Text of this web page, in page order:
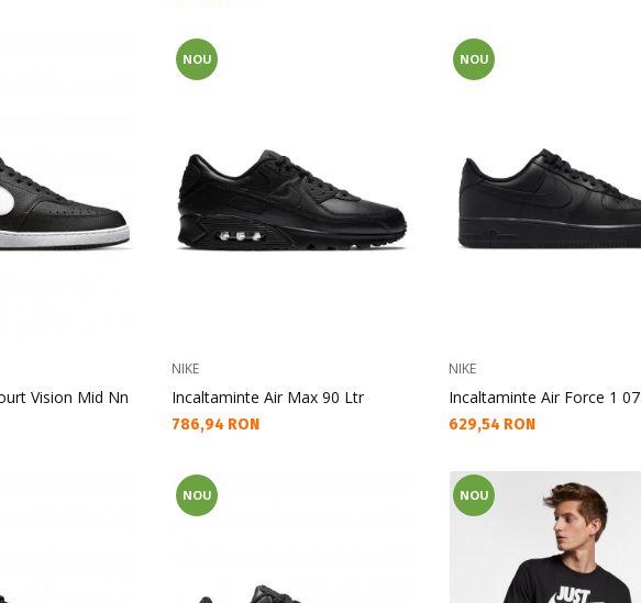
Vision Mid Nn
NOU
NIKE
Incaltaminte Air Max 90 Ltr
Текуща цена:
786,94 RON
NOU
NIKE
Incaltaminte Air Force 1 07
Текуща цена:
629,54 RON
NOU NOU